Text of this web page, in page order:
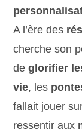
A l’ère des
cherche son
deglorifier
vie, les
fallait jouer
ressentir aux